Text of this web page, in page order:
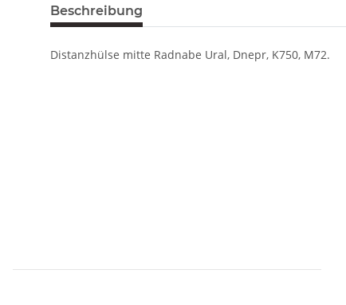
Beschreibung
Distanzhülse mitte Radnabe Ural, Dnepr, K750, M72.